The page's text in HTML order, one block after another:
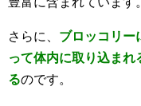
さらに、 ブロッコリー
って体内に取り込ま
るのです。